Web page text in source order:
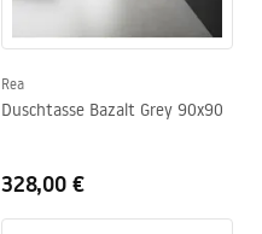
Rea
Duschtasse Bazalt Grey 90x90
328,00 €